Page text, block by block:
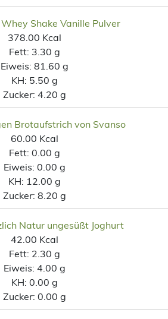
Shake Vanille Pulver
378.00 Kcal
Fett: 3.30 g
Eiweis: 81.60 g
KH: 5.50 g
Zucker: 4.20 g
Brotaufstrich von Svanso
60.00 Kcal
Fett: 0.00 g
Eiweis: 0.00 g
KH: 12.00 g
Zucker: 8.20 g
Natur ungesüßt Joghurt
42.00 Kcal
Fett: 2.30 g
Eiweis: 4.00 g
KH: 0.00 g
Zucker: 0.00 g